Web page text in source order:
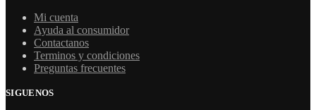
Mi cuenta
Ayuda al consumidor
Contactanos
Terminos y condiciones
Preguntas frecuentes
SIGUENOS